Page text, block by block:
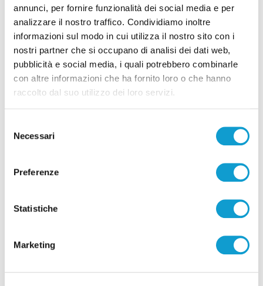
annunci, per fornire funzionalità dei social media e per
analizzare il nostro traffico. Condividiamo inoltre
informazioni sul modo in cui utilizza il nostro sito con i
nostri partner che si occupano di analisi dei dati web,
pubblicità e social media, i quali potrebbero combinarle
con altre informazioni che ha fornito loro o che hanno
raccolto dal suo utilizzo dei loro servizi.
delNecessari
Preferenze
Statistiche
Marketing